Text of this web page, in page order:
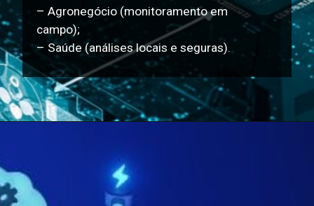
– Agronegócio (monitoramento em
campo);
– Saúde (análises locais e seguras).